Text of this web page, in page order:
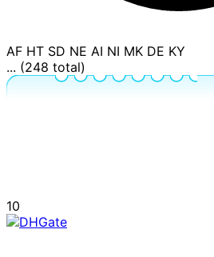
AF HT SD NE AI NI MK DE KY
... (248 total)
10